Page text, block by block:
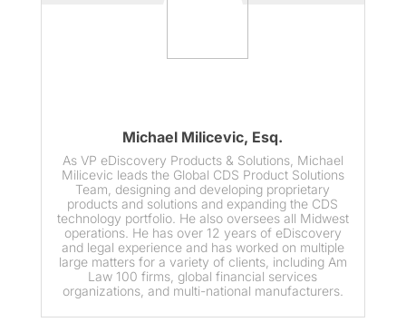
Michael Milicevic, Esq.
As VP eDiscovery Products & Solutions, Michael
Milicevic leads the Global CDS Product Solutions
Team, designing and developing proprietary
products and solutions and expanding the CDS
technology portfolio. He also oversees all Midwest
operations. He has over 12 years of eDiscovery
and legal experience and has worked on multiple
large matters for a variety of clients, including Am
Law 100 firms, global financial services
organizations, and multi-national manufacturers.